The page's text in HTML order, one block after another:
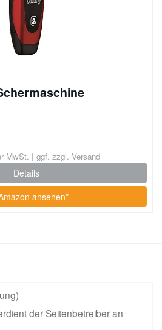
MwSt. | ggf. zzgl. Versand
Details
ansehen*
der Seitenbetreiber an